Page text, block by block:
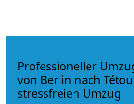
Professioneller
von Berlin nach
stressfreien Umzug